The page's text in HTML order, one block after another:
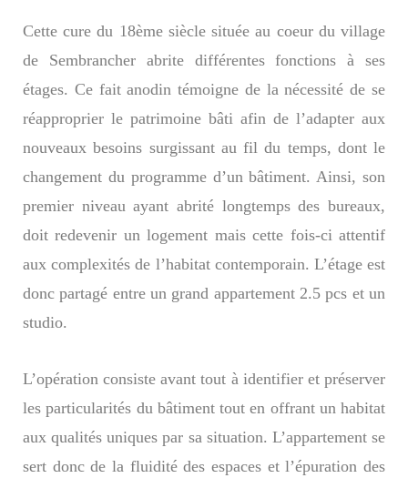
Cette cure du 18ème siècle située au coeur du village
de Sembrancher abrite différentes fonctions à ses
étages. Ce fait anodin témoigne de la nécessité de se
réapproprier le patrimoine bâti afin de l’adapter aux
nouveaux besoins surgissant au fil du temps, dont le
changement du programme d’un bâtiment. Ainsi, son
premier niveau ayant abrité longtemps des bureaux,
doit redevenir un logement mais cette fois-ci attentif
aux complexités de l’habitat contemporain. L’étage est
donc partagé entre un grand appartement 2.5 pcs et un
studio.
L’opération consiste avant tout à identifier et préserver
les particularités du bâtiment tout en offrant un habitat
aux qualités uniques par sa situation. L’appartement se
sert donc de la fluidité des espaces et l’épuration des